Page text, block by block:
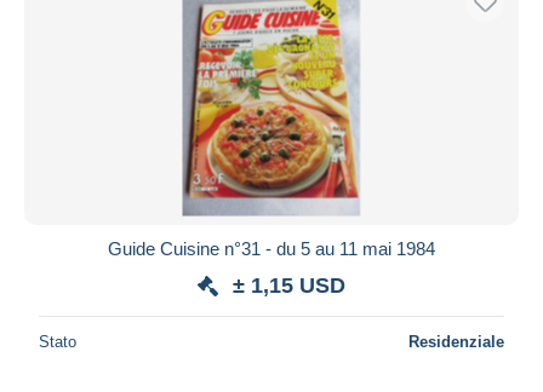
Guide Cuisine n°31 - du 5 au 11 mai 1984
± 1,15 USD
Stato Residenziale